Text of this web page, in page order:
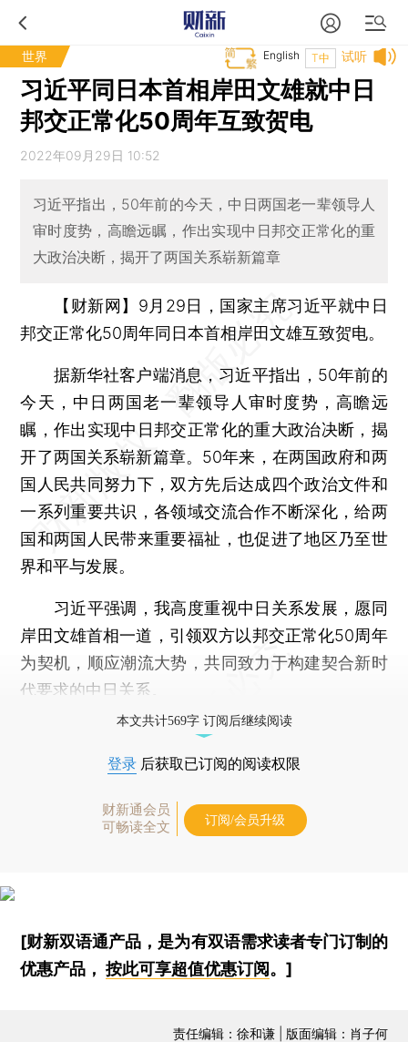
世界 试听
T中
English
习近平同日本首相岸田文雄就中日
邦交正常化50周年互致贺电
2022年09月29日 10:52
习近平指出，50年前的今天，中日两国老一辈领导人
审时度势，高瞻远瞩，作出实现中日邦交正常化的重
大政治决断，揭开了两国关系崭新篇章
【财新网】 9月29日，国家主席习近平就中日
邦交正常化50周年同日本首相岸田文雄互致贺电。
据新华社客户端消息，习近平指出，50年前的
今天，中日两国老一辈领导人审时度势，高瞻远
瞩，作出实现中日邦交正常化的重大政治决断，揭
开了两国关系崭新篇章。50年来，在两国政府和两
国人民共同努力下，双方先后达成四个政治文件和
一系列重要共识，各领域交流合作不断深化，给两
国和两国人民带来重要福祉，也促进了地区乃至世
界和平与发展。
习近平强调，我高度重视中日关系发展，愿同
岸田文雄首相一道，引领双方以邦交正常化50周年
为契机，顺应潮流大势，共同致力于构建契合新时
代要求的中日关系。
本文共计569字 订阅后继续阅读
登录 后获取已订阅的阅读权限
财新通会员
可畅读全文
订阅/会员升级
[财新双语通产品，是为有双语需求读者专门订制的
优惠产品，按此可享超值优惠订阅 。]
责任编辑：徐和谦 | 版面编辑：肖子何